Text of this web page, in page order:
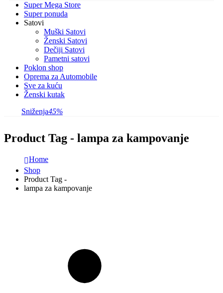
Super Mega Store
Super ponuda
Satovi
Muški Satovi
Ženski Satovi
Dečiji Satovi
Pametni satovi
Poklon shop
Oprema za Automobile
Sve za kuću
Ženski kutak
Sniženja45%
Product Tag - lampa za kampovanje
Home
Shop
Product Tag -
lampa za kampovanje